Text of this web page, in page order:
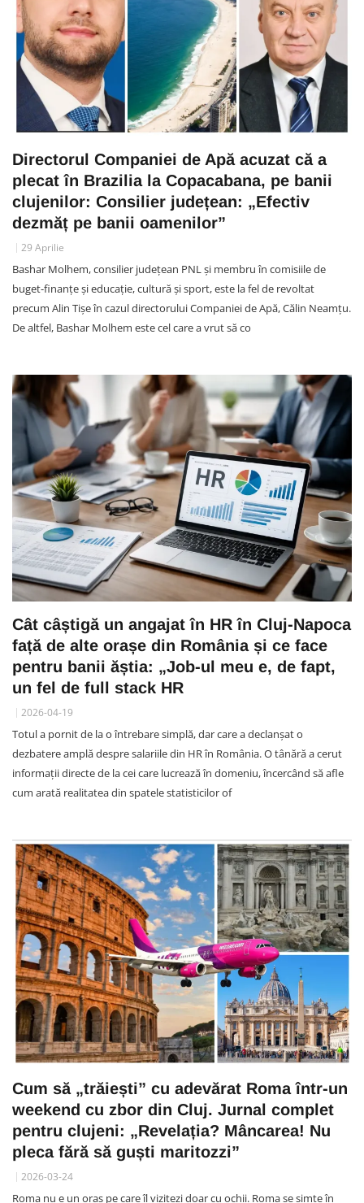
Directorul Companiei de Apă acuzat că a
plecat în Brazilia la Copacabana, pe banii
clujenilor: Consilier județean: „Efectiv
dezmăț pe banii oamenilor”
29 Aprilie
Bashar Molhem, consilier județean PNL și membru în comisiile de
buget-finanțe și educație, cultură și sport, este la fel de revoltat
precum Alin Tișe în cazul directorului Companiei de Apă, Călin Neamțu.
De altfel, Bashar Molhem este cel care a vrut să co
Cât câștigă un angajat în HR în Cluj-Napoca
față de alte orașe din România și ce face
pentru banii ăștia: „Job-ul meu e, de fapt,
un fel de full stack HR
2026-04-19
Totul a pornit de la o întrebare simplă, dar care a declanșat o
dezbatere amplă despre salariile din HR în România. O tânără a cerut
informații directe de la cei care lucrează în domeniu, încercând să afle
cum arată realitatea din spatele statisticilor of
Cum să „trăiești” cu adevărat Roma într-un
weekend cu zbor din Cluj. Jurnal complet
pentru clujeni: „Revelația? Mâncarea! Nu
pleca fără să guști maritozzi”
2026-03-24
Roma nu e un oraș pe care îl vizitezi doar cu ochii. Roma se simte în